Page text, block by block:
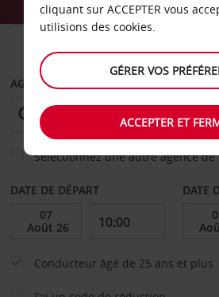
AGENCE DE DÉPART
Sélectionnez une autre agence
DATE DE DÉPART DATE
Conducteur âgé de 25 ans et plus
cliquant sur ACCEPTER vous
utilisions des cookies.
GÉRER VOS
ACCEPTER ET